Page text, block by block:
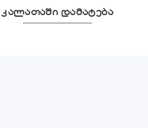
კალათაში დამატება